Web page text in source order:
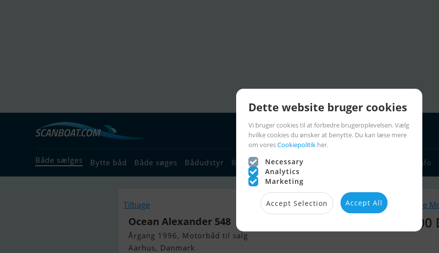
Både sælges Bytte båd Både søges Bådudstyr Bådforhandlere Sejlerlinks Sejlerinfo
Tilbage Lignende
Ocean Alexander 548
Årgang 1996, Motorbåd til salg
Aarhus, Danmark
2.300.000
Dette website bruger cookies
Vi bruger cookies til at forbedre brugeroplevelsen. Vælg
hvilke cookies du ønsker at benytte. Du kan læse mere
om voresCookiepolitik her.
Necessary
Analytics
Marketing
Accept Selection Accept All